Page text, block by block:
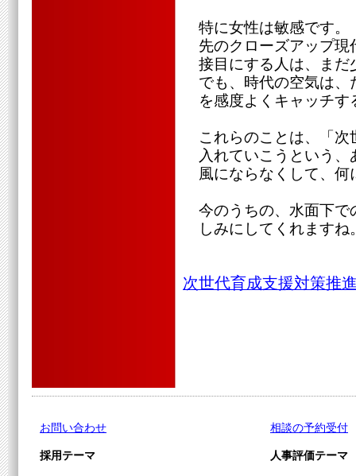
特に女性は敏感です。
先のクローズアップ
接目にする人は、まだ
でも、時代の空気は
を感度よくキャッチす
これらのことは、「
入れていこうという
風にならなくして、何
今のうちの、水面下で
しみにしてくれますね
次世代育成支援対策推
お問い合わせ
採用テーマ
相談の予約受付
人事評価テーマ